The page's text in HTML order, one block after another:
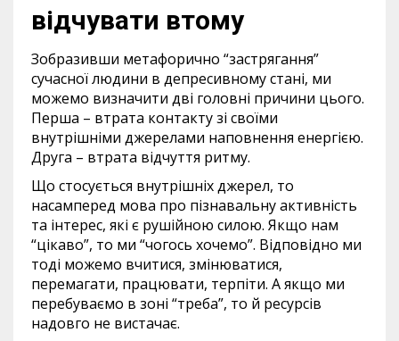
відчувати втому
Зобразивши метафорично “застрягання”
сучасної людини в депресивному стані, ми
можемо визначити дві головні причини цього.
Перша – втрата контакту зі своїми
внутрішніми джерелами наповнення енергією.
Друга – втрата відчуття ритму.
Що стосується внутрішніх джерел, то
насамперед мова про пізнавальну активність
та інтерес, які є рушійною силою. Якщо нам
“цікаво”, то ми “чогось хочемо”. Відповідно ми
тоді можемо вчитися, змінюватися,
перемагати, працювати, терпіти. А якщо ми
перебуваємо в зоні “треба”, то й ресурсів
надовго не вистачає.